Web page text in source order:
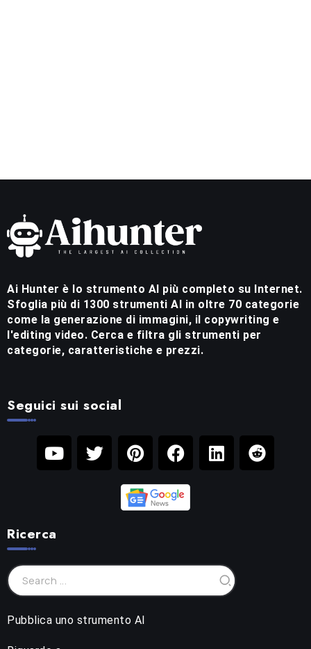
Ai Hunter è lo strumento AI più completo su Internet.
Sfoglia più di 1300 strumenti AI in oltre 70 categorie
come la generazione di immagini, il copywriting e
l'editing video. Cerca e filtra gli strumenti per
categorie, caratteristiche e prezzi.
Seguici sui social
Ricerca
Pubblica uno strumento AI